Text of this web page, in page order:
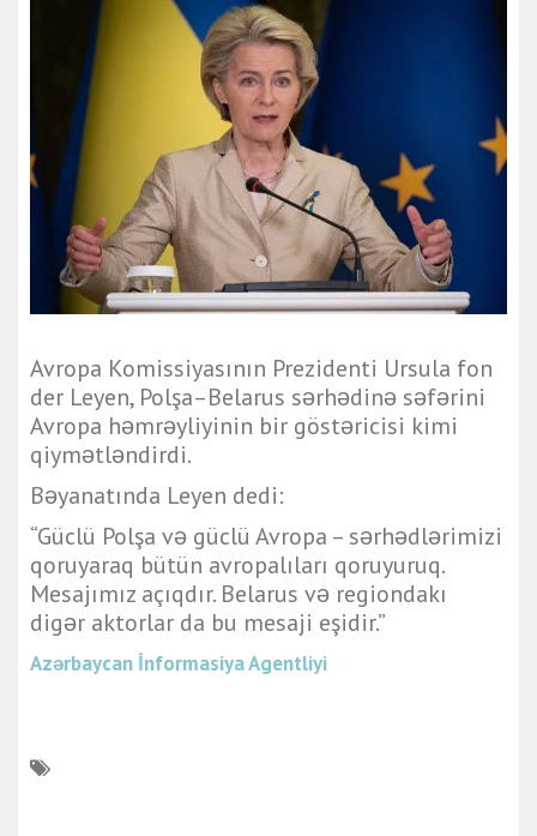
Avropa Komissiyasının Prezidenti Ursula fon
der Leyen, Polşa–Belarus sərhədinə səfərini
Avropa həmrəyliyinin bir göstəricisi kimi
qiymətləndirdi.
Bəyanatında Leyen dedi:
“Güclü Polşa və güclü Avropa – sərhədlərimizi
qoruyaraq bütün avropalıları qoruyuruq.
Mesajımız açıqdır. Belarus və regiondakı
digər aktorlar da bu mesaji eşidir.”
Azərbaycan İnformasiya Agentliyi